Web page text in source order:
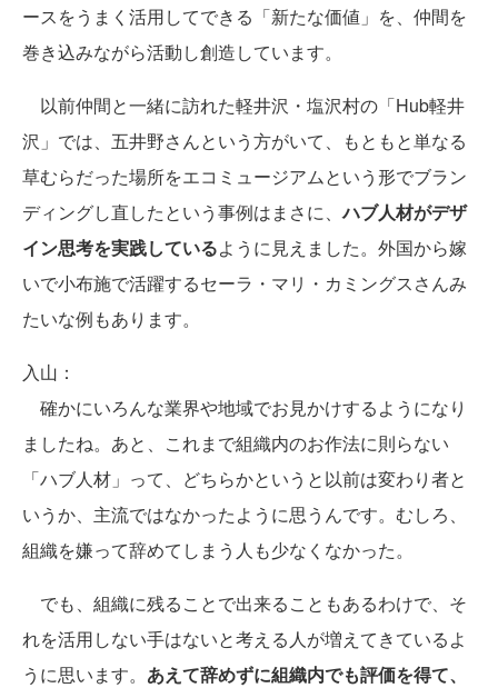
ースをうまく活用してできる「新たな価値」を、仲間を
巻き込みながら活動し創造しています。
以前仲間と一緒に訪れた軽井沢・塩沢村の「Hub軽井
沢」では、五井野さんという方がいて、もともと単なる
草むらだった場所をエコミュージアムという形でブラン
ディングし直したという事例はまさに、ハブ人材がデザ
イン思考を実践しているように見えました。外国から嫁
いで小布施で活躍するセーラ・マリ・カミングスさんみ
たいな例もあります。
入山：
確かにいろんな業界や地域でお見かけするようになり
ましたね。あと、これまで組織内のお作法に則らない
「ハブ人材」って、どちらかというと以前は変わり者と
いうか、主流ではなかったように思うんです。むしろ、
組織を嫌って辞めてしまう人も少なくなかった。
でも、組織に残ることで出来ることもあるわけで、そ
れを活用しない手はないと考える人が増えてきているよ
うに思います。 あえて辞めずに組織内でも評価を得て、